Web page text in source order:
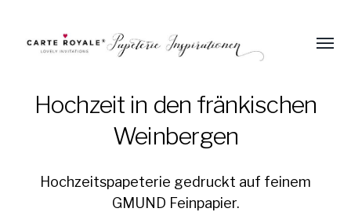
und
Papeterie
Menü
Hochzeit in den fränkischen
Weinbergen
Hochzeitspapeterie gedruckt auf feinem
GMUND Feinpapier.